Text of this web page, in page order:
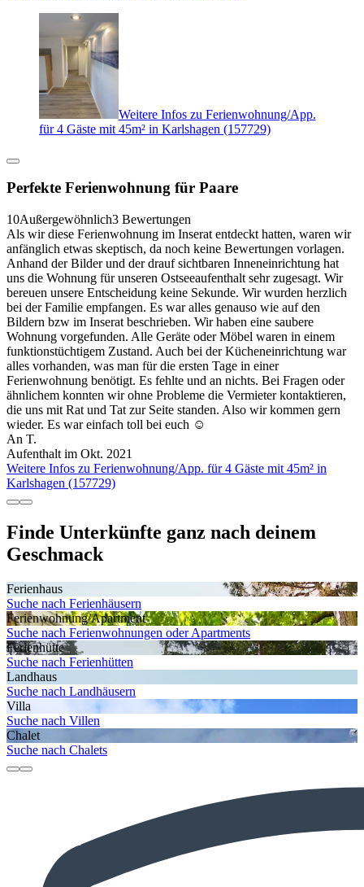
Weitere Infos zu Ferienwohnung/App.
für 4 Gäste mit 45m² in Karlshagen (157729)
Perfekte Ferienwohnung für Paare
10Außergewöhnlich3 Bewertungen
Als wir diese Ferienwohnung im Inserat entdeckt hatten, waren wir
anfänglich etwas skeptisch, da noch keine Bewertungen vorlagen.
Anhand der Bilder und der drauf sichtbaren Inneneinrichtung hat
uns die Wohnung für unseren Ostseeaufenthalt sehr zugesagt. Wir
bereuen unsere Entscheidung keine Sekunde. Wir wurden herzlich
bei der Familie empfangen. Es war alles genauso wie auf den
Bildern bzw im Inserat beschrieben. Wir haben eine saubere
Wohnung vorgefunden. Alle Geräte oder Möbel waren in einem
funktionstüchtigem Zustand. Auch bei der Kücheneinrichtung war
alles vorhanden, was man für die ersten Tage in einer
Ferienwohnung benötigt. Es fehlte und an nichts. Bei Fragen oder
ähnlichem konnten wir ohne Probleme die Vermieter kontaktieren,
die uns mit Rat und Tat zur Seite standen. Also wir kommen gern
wieder. Es war einfach toll bei euch ☺️
An T.
Aufenthalt im Okt. 2021
Weitere Infos zu Ferienwohnung/App. für 4 Gäste mit 45m² in
Karlshagen (157729)
Finde Unterkünfte ganz nach deinem
Geschmack
Ferienhaus
Suche nach Ferienhäusern
Ferienwohnung/Apartment
Suche nach Ferienwohnungen oder Apartments
Ferienhütte
Suche nach Ferienhütten
Landhaus
Suche nach Landhäusern
Villa
Suche nach Villen
Chalet
Suche nach Chalets